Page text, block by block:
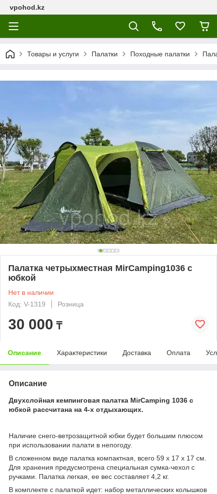
vpohod.kz
Товары и услуги Палатки Походные палатки
Палатка четрыхместная MirCamping1036 с
юбкой
Нет в наличии
Код: V-1319
Розница
30 000 ₸
Описание Характеристики Доставка Оплата
Описание
Двухслойная кемпинговая палатка MirCamping 1036 с
юбкой рассчитана на 4-х отдыхающих.
Наличие снего-ветрозащитной юбки будет большим плюсом
при использовании палати в непогоду.
В сложенном виде палатка компактная, всего 59 х 17 х 17 см.
Для хранения предусмотрена специальная сумка-чехол с
ручками. Палатка легкая, ее вес составляет 4,2 кг.
В комплекте с палаткой идет: набор металлических колышков